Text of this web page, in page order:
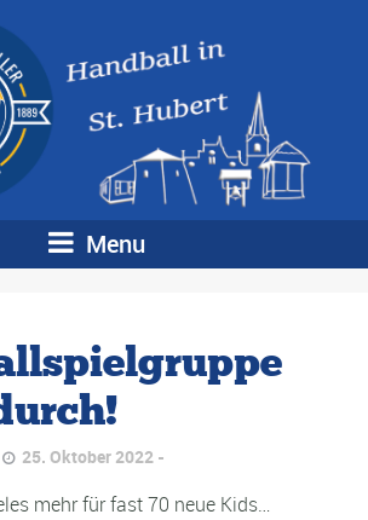
Menu
25. Oktober 2022
mehr für fast 70 neue Kids…